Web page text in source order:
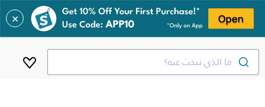
✕
ما الذي تبحث عنه؟